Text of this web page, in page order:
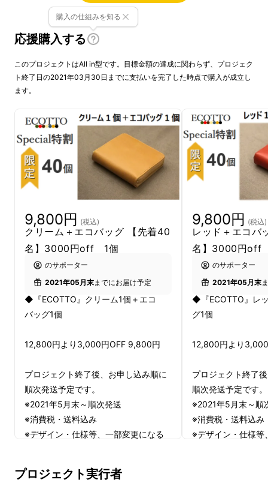
応援購入する
購入の仕組みを知る
このプロジェクトはAll in型です。目標金額の達成に関わらず、プロジェク
ト終了日の2021年03月30日までに支払いを完了した時点で購入が成立し
ます。
9,800円 (税込)
クリーム＋エコバッグ 【先着40
名】3000円off 1個
のサポーター
2021年05月末までにお届け予定
◆『ECOTTO』クリーム1個＋エコ
バッグ1個
12,800円より3,000円OFF 9,800円
プロジェクト終了後、お申し込み順に
順次発送予定です。
※2021年5月末～順次発送
※消費税・送料込み
※デザイン・仕様等、一部変更になる
※ご注文状況、ウィルスの影響、使用
9,800円 (税込)
レッド＋エコバ
名】3000円off
のサポーター
2021年05月末
◆『ECOTTO』レ
グ1個
12,800円より
プロジェクト終了
順次発送予定です。
※2021年5月末～順
※消費税・送料込み
※デザイン・仕様等
プロジェクト実行者